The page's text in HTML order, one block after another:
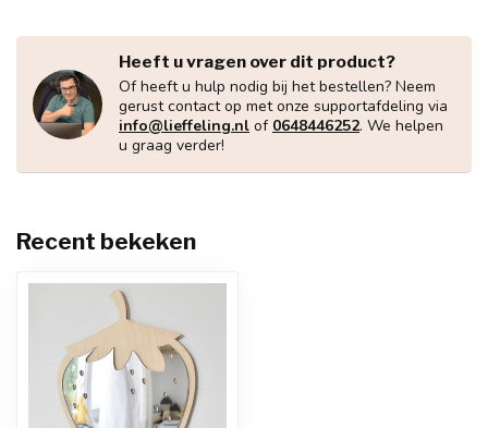
Heeft u vragen over dit product?
Of heeft u hulp nodig bij het bestellen? Neem
gerust contact op met onze supportafdeling via
info@lieffeling.nl of 0648446252. We helpen
u graag verder!
Recent bekeken